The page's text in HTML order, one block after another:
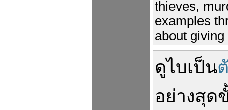
thieves,
examples
about
ดูไบเป็น
อย่างสุด